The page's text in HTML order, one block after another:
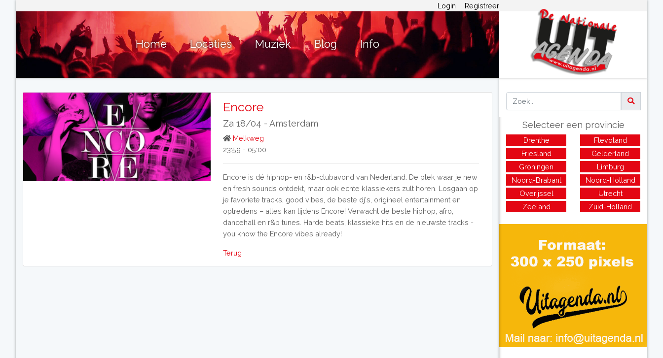
Login Registreer
Home Locaties Muziek Blog Info
Encore
Za 18/04 -Amsterdam
Melkweg
23:59 - 05:00
Encore is dé hiphop- en r&b-clubavond van Nederland. De plek waar je new
en fresh sounds ontdekt, maar ook echte klassiekers zult horen. Losgaan op
je favoriete tracks, good vibes, de beste dj's, origineel entertainment en
optredens – alles kan tijdens Encore! Verwacht de beste hiphop, afro,
dancehall en r&b tunes. Harde beats, klassieke hits en de nieuwste tracks -
you know the Encore vibes already!
Terug
Selecteer een provincie
Drenthe
Flevoland
Friesland
Gelderland
Groningen
Limburg
Noord-Brabant
Noord-Holland
Overijssel
Utrecht
Zeeland
Zuid-Holland